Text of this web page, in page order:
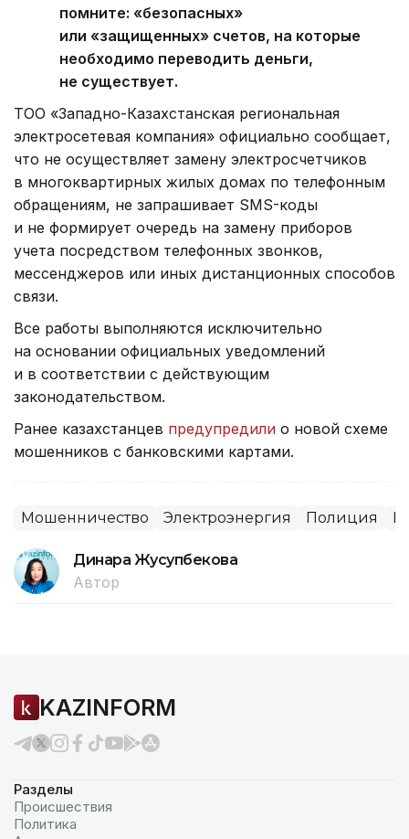
помните: «безопасных»
или «защищенных» счетов, на которые
необходимо переводить деньги,
не существует.
ТОО «Западно-Казахстанская региональная
электросетевая компания» официально сообщает,
что не осуществляет замену электросчетчиков
в многоквартирных жилых домах по телефонным
обращениям, не запрашивает SMS-коды
и не формирует очередь на замену приборов
учета посредством телефонных звонков,
мессенджеров или иных дистанционных способов
связи.
Все работы выполняются исключительно
на основании официальных уведомлений
и в соответствии с действующим
законодательством.
Ранее казахстанцев предупредили о новой схеме
мошенников с банковскими картами.
Мошенничество Электроэнергия Полиция
Динара Жусупбекова
Автор
KAZINFORM
Разделы
Происшествия
Политика